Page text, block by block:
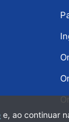
e, ao continuar